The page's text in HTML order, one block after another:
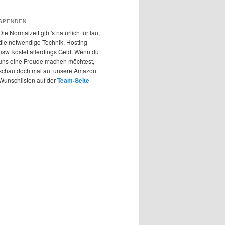
Normalzeit gibt's natürlich für lau,
notwendige Technik, Hosting
kostet allerdings Geld. Wenn du
eine Freude machen möchtest,
doch mal auf unsere Amazon
auf derTeam-Seite